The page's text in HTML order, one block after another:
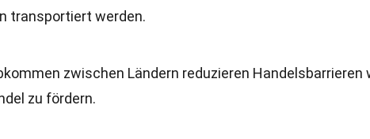
transportiert werden.
zwischen Ländern reduzieren Handelsbarrieren
zu fördern.